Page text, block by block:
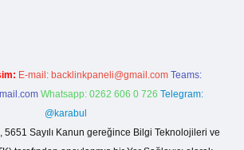
E-mail: backlinkpaneli@gmail.com Teams:
Whatsapp: 0262 606 0 726 Telegram:
@karabul
5651 Sayılı Kanun gereğince Bilgi Teknolojileri ve